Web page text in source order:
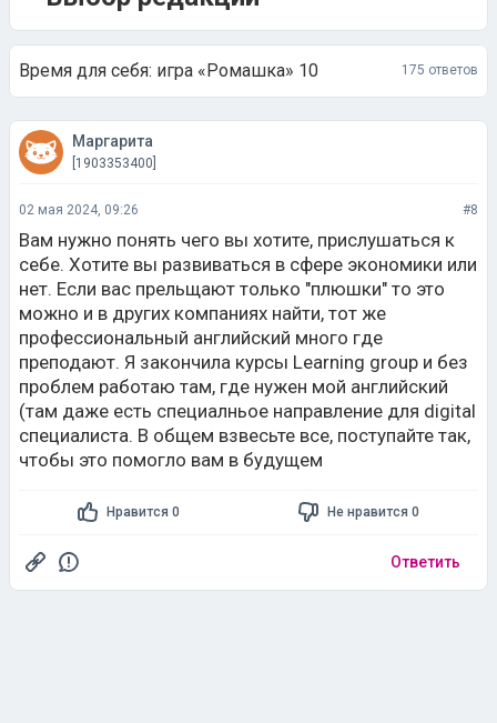
Время для себя: игра «Ромашка» 10 175 ответов
Маргарита
[1903353400]
02 мая 2024, 09:26 #8
Вам нужно понять чего вы хотите, прислушаться к
себе. Хотите вы развиваться в сфере экономики или
нет. Если вас прельщают только "плюшки" то это
можно и в других компаниях найти, тот же
профессиональный английский много где
преподают. Я закончила курсы Learning group и без
проблем работаю там, где нужен мой английский
(там даже есть специалньое направление для digital
специалиста. В общем взвесьте все, поступайте так,
чтобы это помогло вам в будущем
Нравится 0 Не нравится 0
Ответить